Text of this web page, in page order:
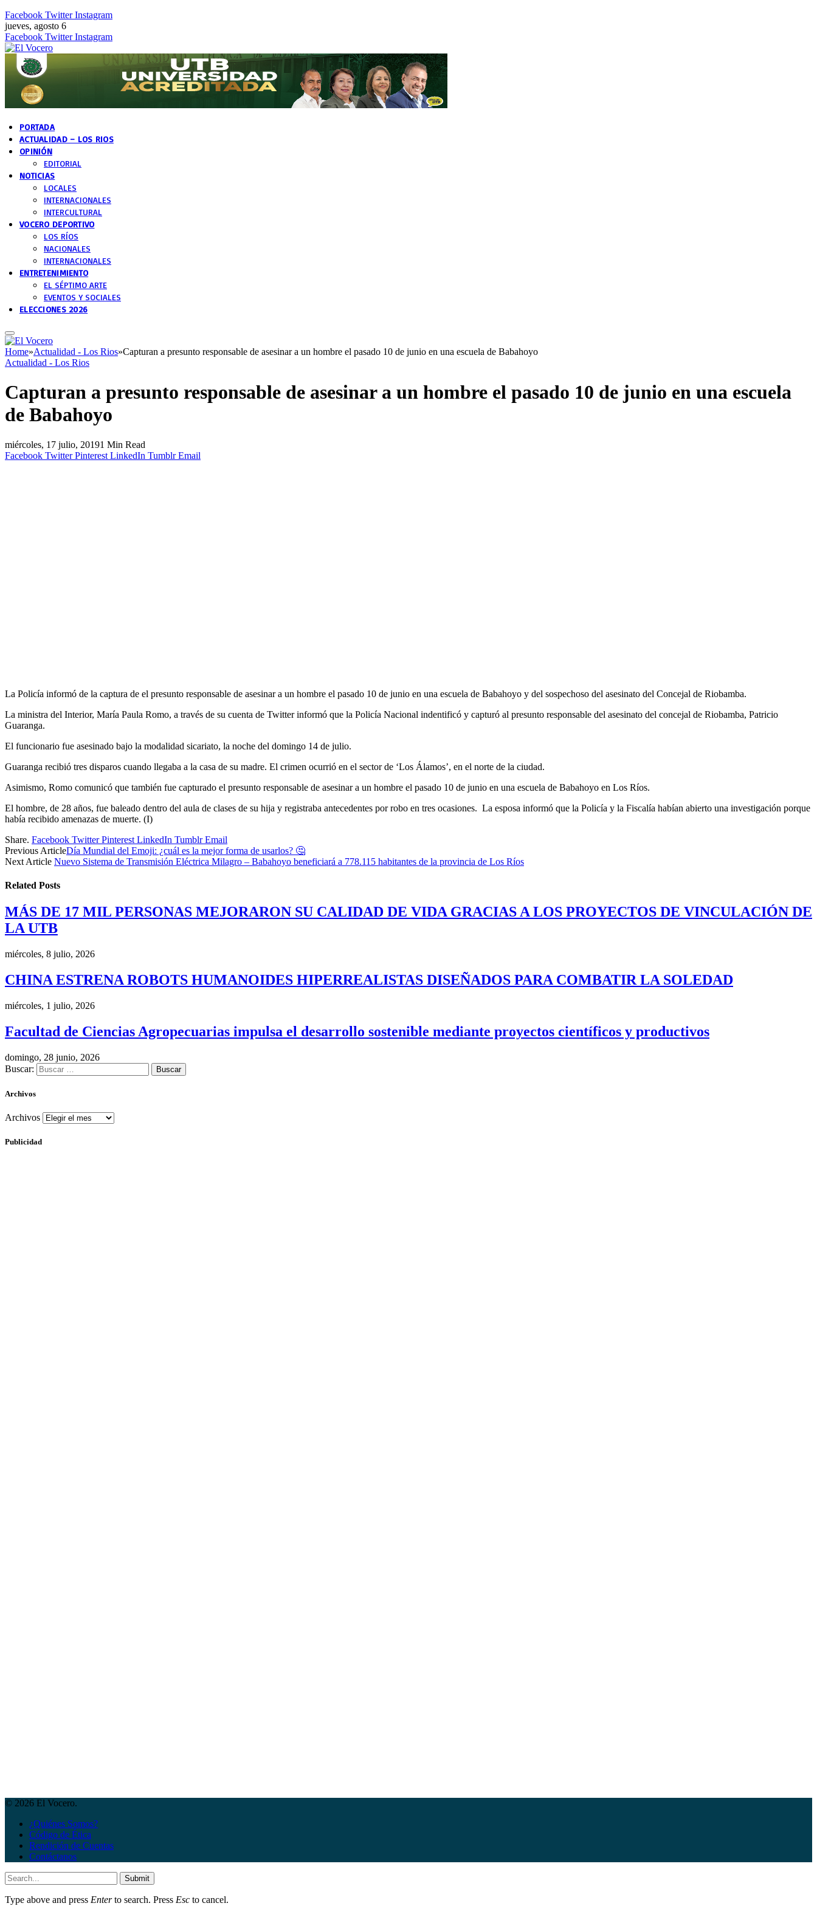
Facebook Twitter Instagram
jueves, agosto 6
Facebook Twitter Instagram
PORTADA
ACTUALIDAD – LOS RIOS
OPINIÓN
EDITORIAL
NOTICIAS
LOCALES
INTERNACIONALES
INTERCULTURAL
VOCERO DEPORTIVO
LOS RÍOS
NACIONALES
INTERNACIONALES
ENTRETENIMIENTO
EL SÉPTIMO ARTE
EVENTOS Y SOCIALES
ELECCIONES 2026
Home»Actualidad - Los Rios»Capturan a presunto responsable de asesinar a un hombre el pasado 10 de junio en una escuela de Babahoyo
Actualidad - Los Rios
Capturan a presunto responsable de asesinar a un hombre el pasado 10 de junio en una escuela
de Babahoyo
miércoles, 17 julio, 20191 Min Read
Facebook Twitter Pinterest LinkedIn Tumblr Email
La Policía informó de la captura de el presunto responsable de asesinar a un hombre el pasado 10 de junio en una escuela de Babahoyo y del sospechoso del asesinato del Concejal de Riobamba.
La ministra del Interior, María Paula Romo, a través de su cuenta de Twitter informó que la Policía Nacional indentificó y capturó al presunto responsable del asesinato del concejal de Riobamba, Patricio
Guaranga.
El funcionario fue asesinado bajo la modalidad sicariato, la noche del domingo 14 de julio.
Guaranga recibió tres disparos cuando llegaba a la casa de su madre. El crimen ocurrió en el sector de ‘Los Álamos’, en el norte de la ciudad.
Asimismo, Romo comunicó que también fue capturado el presunto responsable de asesinar a un hombre el pasado 10 de junio en una escuela de Babahoyo en Los Ríos.
El hombre, de 28 años, fue baleado dentro del aula de clases de su hija y registraba antecedentes por robo en tres ocasiones. La esposa informó que la Policía y la Fiscalía habían abierto una investigación porque
había recibido amenazas de muerte. (I)
Share. Facebook Twitter Pinterest LinkedIn Tumblr Email
Previous ArticleDía Mundial del Emoji: ¿cuál es la mejor forma de usarlos? 🤔
Next Article Nuevo Sistema de Transmisión Eléctrica Milagro – Babahoyo beneficiará a 778.115 habitantes de la provincia de Los Ríos
Related Posts
MÁS DE 17 MIL PERSONAS MEJORARON SU CALIDAD DE VIDA GRACIAS A LOS PROYECTOS DE VINCULACIÓN DE
LA UTB
miércoles, 8 julio, 2026
CHINA ESTRENA ROBOTS HUMANOIDES HIPERREALISTAS DISEÑADOS PARA COMBATIR LA SOLEDAD
miércoles, 1 julio, 2026
Facultad de Ciencias Agropecuarias impulsa el desarrollo sostenible mediante proyectos científicos y productivos
domingo, 28 junio, 2026
Buscar:
Archivos
Archivos
Publicidad
© 2026 El Vocero.
¿Quiénes Somos?
Código de Ética
Rendición de Cuentas
Contáctanos
Submit
Type above and press Enterto search. Press Esc to cancel.